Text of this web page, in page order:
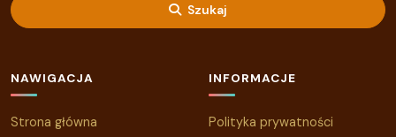
Szukaj
NAWIGACJA
Strona główna
INFORMACJE
Polityka prywatności